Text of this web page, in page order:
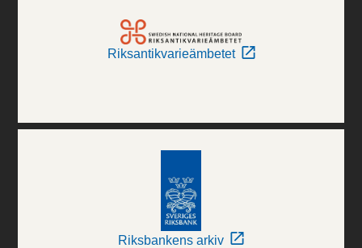
Riksantikvarieämbetet
Riksbankens arkiv